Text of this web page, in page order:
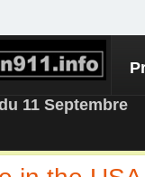
11 Septembre